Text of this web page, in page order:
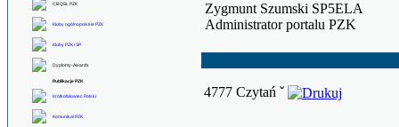
CB QSL PZK
Kluby ogólnopolskie PZK
Kluby PZK i SP
Dyplomy-Awards
Publikacje PZK
Krótkofalowiec Polski
Komunikat PZK
Zygmunt Szumski SP5ELA
Administrator portalu PZK
4777 Czytań ˇ